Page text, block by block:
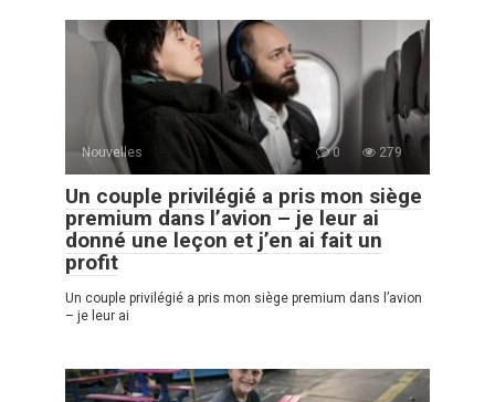
Nouvelles 0 279
Un couple privilégié a pris mon siège
premium dans l’avion – je leur ai
donné une leçon et j’en ai fait un
profit
Un couple privilégié a pris mon siège premium dans l’avion
– je leur ai